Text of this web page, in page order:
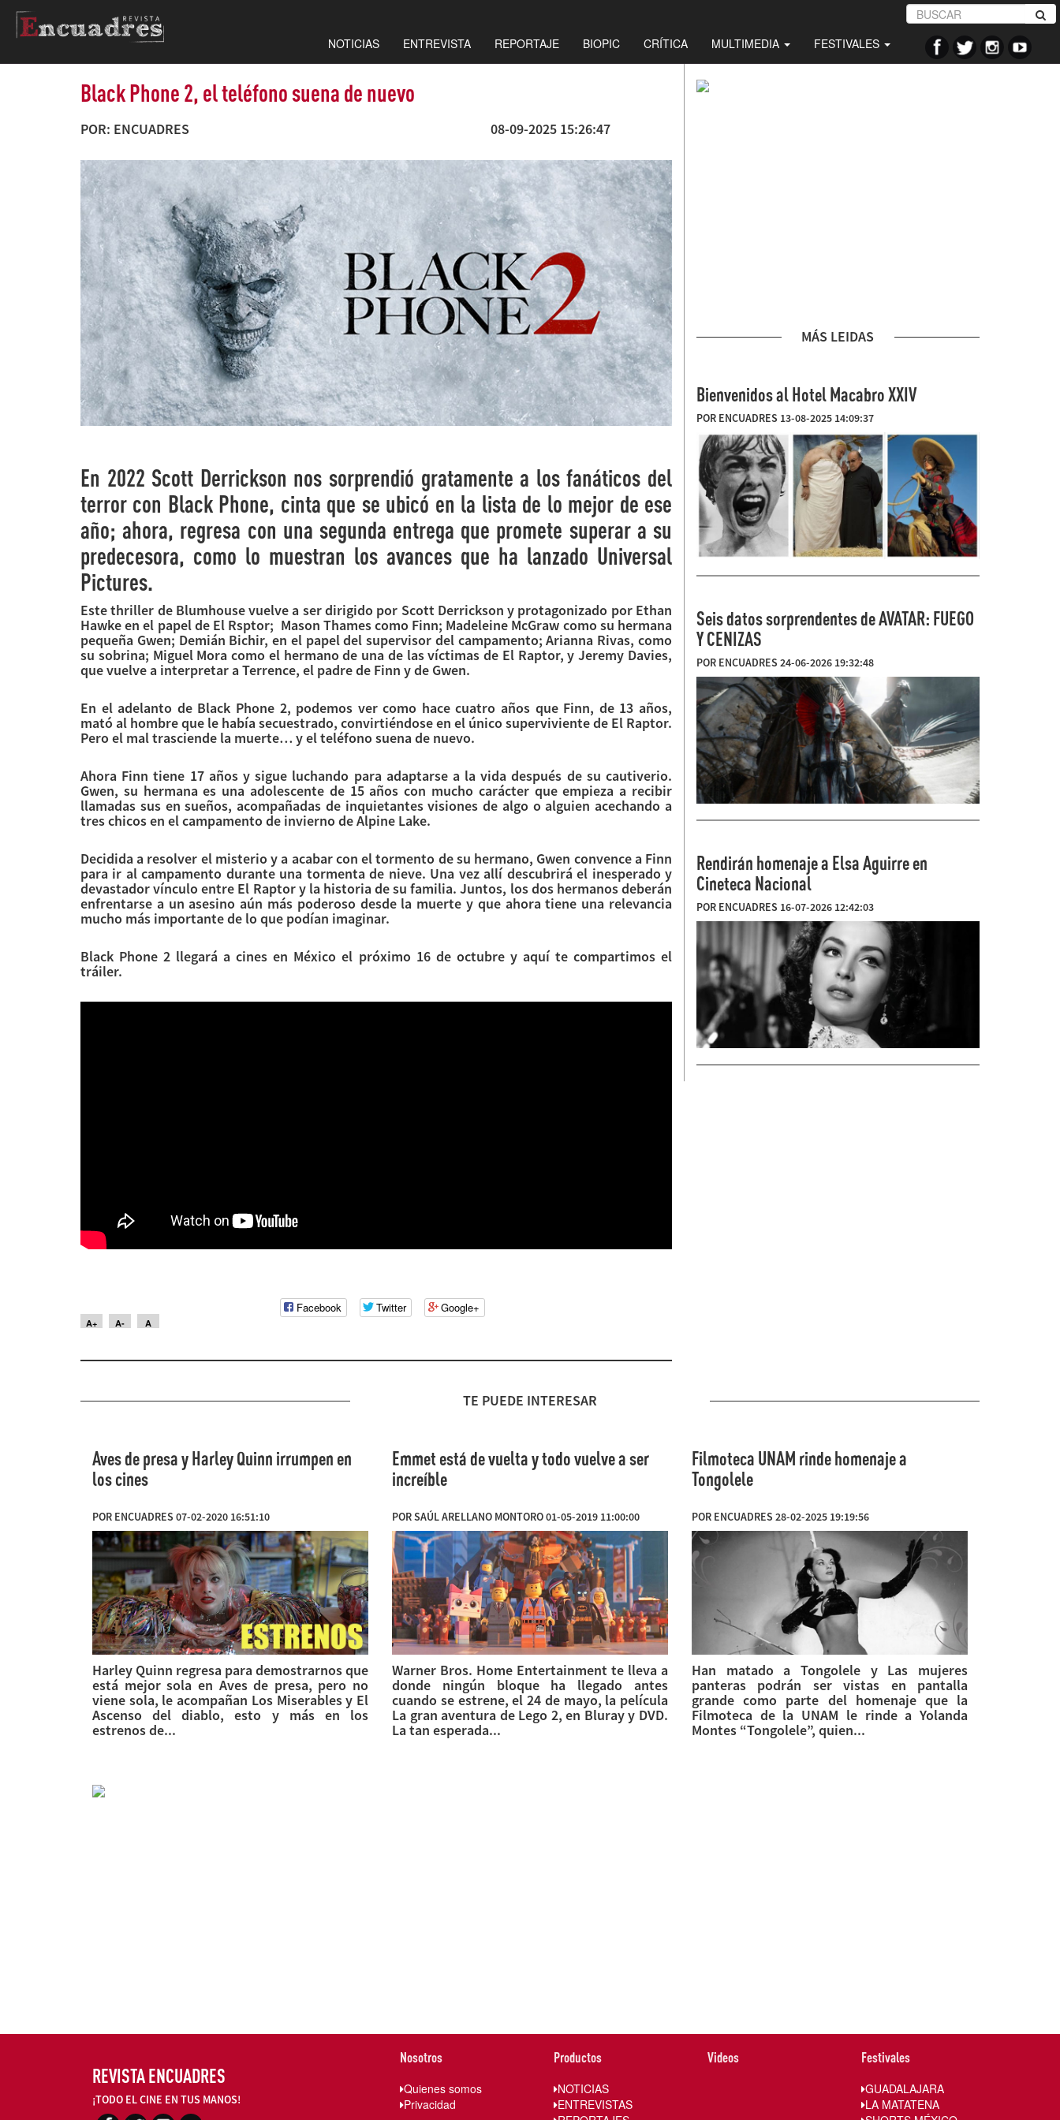
NOTICIAS ENTREVISTA REPORTAJE BIOPIC CRÍTICA MULTIMEDIA FESTIVALES
Black Phone 2, el teléfono suena de nuevo
POR: ENCUADRES 08-09-2025 15:26:47
En 2022 Scott Derrickson nos sorprendió gratamente a los fanáticos del
terror con Black Phone, cinta que se ubicó en la lista de lo mejor de ese
año; ahora, regresa con una segunda entrega que promete superar a su
predecesora, como lo muestran los avances que ha lanzado Universal
Pictures.
Este thriller de Blumhouse vuelve a ser dirigido por Scott Derrickson y protagonizado por Ethan
Hawke en el papel de El Rsptor; Mason Thames como Finn; Madeleine McGraw como su hermana
pequeña Gwen; Demián Bichir, en el papel del supervisor del campamento; Arianna Rivas, como
su sobrina; Miguel Mora como el hermano de una de las víctimas de El Raptor, y Jeremy Davies,
que vuelve a interpretar a Terrence, el padre de Finn y de Gwen.
En el adelanto de Black Phone 2, podemos ver como hace cuatro años que Finn, de 13 años,
mató al hombre que le había secuestrado, convirtiéndose en el único superviviente de El Raptor.
Pero el mal trasciende la muerte… y el teléfono suena de nuevo.
Ahora Finn tiene 17 años y sigue luchando para adaptarse a la vida después de su cautiverio.
Gwen, su hermana es una adolescente de 15 años con mucho carácter que empieza a recibir
llamadas sus en sueños, acompañadas de inquietantes visiones de algo o alguien acechando a
tres chicos en el campamento de invierno de Alpine Lake.
Decidida a resolver el misterio y a acabar con el tormento de su hermano, Gwen convence a Finn
para ir al campamento durante una tormenta de nieve. Una vez allí descubrirá el inesperado y
devastador vínculo entre El Raptor y la historia de su familia. Juntos, los dos hermanos deberán
enfrentarse a un asesino aún más poderoso desde la muerte y que ahora tiene una relevancia
mucho más importante de lo que podían imaginar.
Black Phone 2 llegará a cines en México el próximo 16 de octubre y aquí te compartimos el
tráiler.
A+ A- A
Facebook Twitter Google+
MÁS LEIDAS
Bienvenidos al Hotel Macabro XXIV
POR ENCUADRES 13-08-2025 14:09:37
Seis datos sorprendentes de AVATAR: FUEGO
Y CENIZAS
POR ENCUADRES 24-06-2026 19:32:48
Rendirán homenaje a Elsa Aguirre en
Cineteca Nacional
POR ENCUADRES 16-07-2026 12:42:03
TE PUEDE INTERESAR
Aves de presa y Harley Quinn irrumpen en
los cines
POR ENCUADRES 07-02-2020 16:51:10
Harley Quinn regresa para demostrarnos que
está mejor sola en Aves de presa, pero no
viene sola, le acompañan Los Miserables y El
Ascenso del diablo, esto y más en los
estrenos de...
Emmet está de vuelta y todo vuelve a ser
increíble
POR SAÚL ARELLANO MONTORO 01-05-2019 11:00:00
Warner Bros. Home Entertainment te lleva a
donde ningún bloque ha llegado antes
cuando se estrene, el 24 de mayo, la película
La gran aventura de Lego 2, en Bluray y DVD.
La tan esperada...
Filmoteca UNAM rinde homenaje a
Tongolele
POR ENCUADRES 28-02-2025 19:19:56
Han matado a Tongolele y Las mujeres
panteras podrán ser vistas en pantalla
grande como parte del homenaje que la
Filmoteca de la UNAM le rinde a Yolanda
Montes “Tongolele”, quien...
REVISTA ENCUADRES
¡TODO EL CINE EN TUS MANOS!
Nosotros
Quienes somos
Privacidad
Productos
NOTICIAS
ENTREVISTAS
Videos
Festivales
GUADALAJARA
LA MATATENA